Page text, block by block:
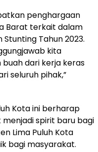
penghargaan
Barat terkait dalam
Tahun 2023.
kita
dari kerja keras
seluruh pihak,”
Kota ini berharap
spirit baru bagi
Lima Puluh Kota
bagi masyarakat.